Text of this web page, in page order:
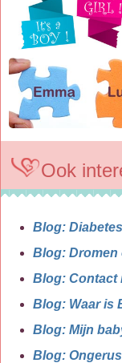
Ook
Blog:
Blog: Dromen
Blog: Contact
Blog: Waar is
Blog: Mijn
Blog: